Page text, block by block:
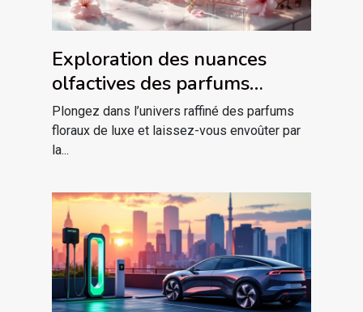
Exploration des nuances
olfactives des parfums
floraux de luxe
Plongez dans l’univers raffiné des parfums
floraux de luxe et laissez-vous envoûter par
la...